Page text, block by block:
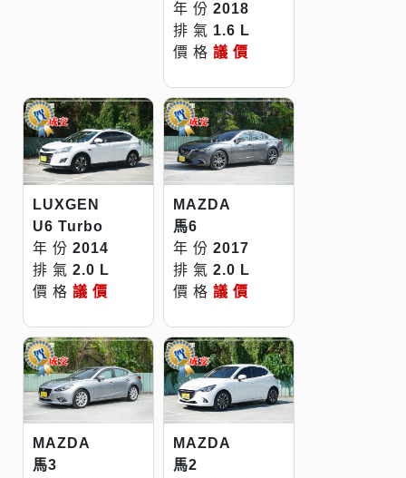
年 份 2018
排 氣 1.6 L
價 格 議 價
LUXGEN
U6 Turbo
年 份 2014
排 氣 2.0 L
價 格 議 價
MAZDA
馬6
年 份 2017
排 氣 2.0 L
價 格 議 價
MAZDA
馬3
MAZDA
馬2